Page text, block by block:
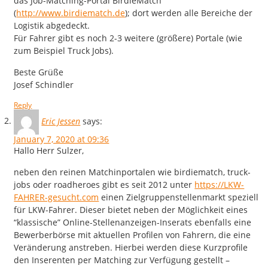
(http://www.birdiematch.de); dort werden alle Bereiche der
Logistik abgedeckt.
Für Fahrer gibt es noch 2-3 weitere (größere) Portale (wie
zum Beispiel Truck Jobs).
Beste Grüße
Josef Schindler
Reply
Eric Jessen says:
January 7, 2020 at 09:36
Hallo Herr Sulzer,
neben den reinen Matchinportalen wie birdiematch, truck-
jobs oder roadheroes gibt es seit 2012 unter https://LKW-
FAHRER-gesucht.com einen Zielgruppenstellenmarkt speziell
für LKW-Fahrer. Dieser bietet neben der Möglichkeit eines
“klassische” Online-Stellenanzeigen-Inserats ebenfalls eine
Bewerberbörse mit aktuellen Profilen von Fahrern, die eine
Veränderung anstreben. Hierbei werden diese Kurzprofile
den Inserenten per Matching zur Verfügung gestellt –